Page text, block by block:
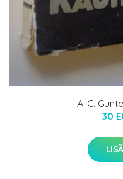
A. C.
30